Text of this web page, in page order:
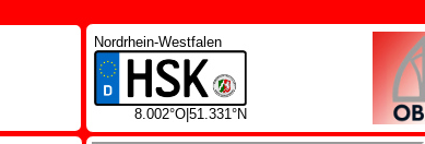
Nordrhein-Westfalen
8.002°O|51.331°N